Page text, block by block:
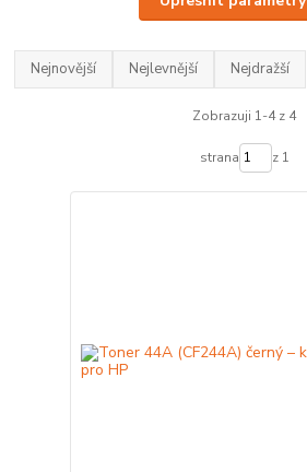
Nejnovější Nejlevnější Nejdražší
Zobrazuji 1-4 z 4
strana z 1